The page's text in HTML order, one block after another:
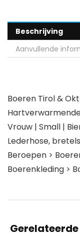
Beschrijving
Aanvullende
Boeren Tirol &
Vrouw | Small |
Lederhose, bretels
Beroepen >
Boerenkleding >